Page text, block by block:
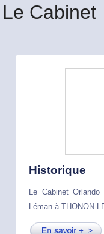
Le Cabinet
Historique
Le Cabinet
Léman à THONON-